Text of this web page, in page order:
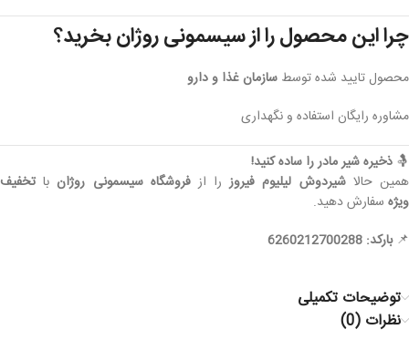
چرا این محصول را از سیسمونی روژان بخرید؟
محصول تایید شده توسط سازمان غذا و دارو
مشاوره رایگان استفاده و نگهداری
🤱 ذخیره شیر مادر را ساده کنید!
همین حالاشیردوش لیلیوم فیروزرا ازفروشگاه سیسمونی روژان با تخفیف
ویژه سفارش دهید.
📌بارکد: 6260212700288
توضیحات تکمیلی
نظرات (0)